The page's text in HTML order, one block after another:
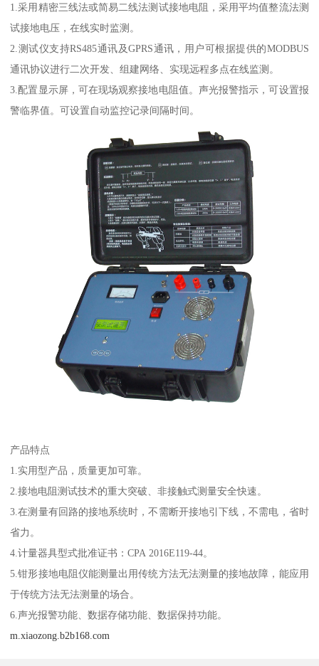
1.采用精密三线法或简易二线法测试接地电阻，采用平均值整流法测
试接地电压，在线实时监测。
2.测试仪支持RS485通讯及GPRS通讯，用户可根据提供的MODBUS
通讯协议进行二次开发、组建网络、实现远程多点在线监测。
3.配置显示屏，可在现场观察接地电阻值。声光报警指示，可设置报
警临界值。可设置自动监控记录间隔时间。
产品特点
1.实用型产品，质量更加可靠。
2.接地电阻测试技术的重大突破、非接触式测量安全快速。
3.在测量有回路的接地系统时，不需断开接地引下线，不需电，省时
省力。
4.计量器具型式批准证书：CPA 2016E119-44。
5.钳形接地电阻仪能测量出用传统方法无法测量的接地故障，能应用
于传统方法无法测量的场合。
6.声光报警功能、数据存储功能、数据保持功能。
m.xiaozong.b2b168.com